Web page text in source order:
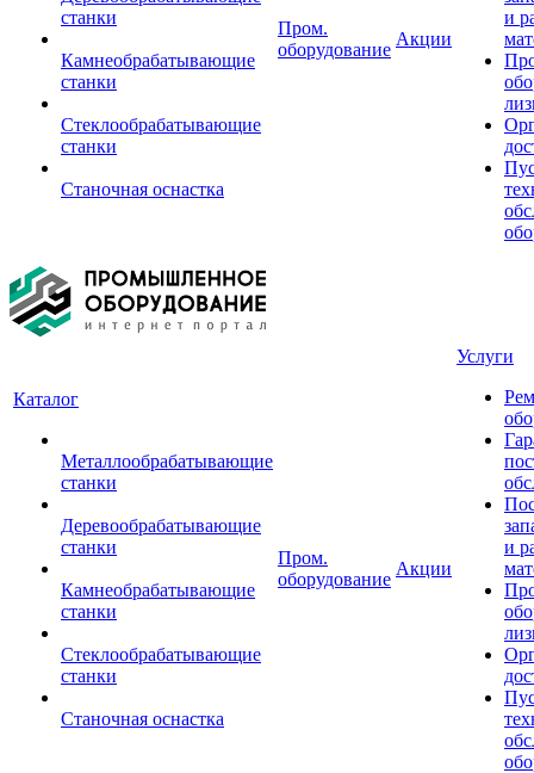
станки
Камнеобрабатывающие
станки
Стеклообрабатывающие
станки
Станочная оснастка
Пром.
оборудование
Акции
и
Каталог
Металлообрабатывающие
станки
Деревообрабатывающие
станки
Камнеобрабатывающие
станки
Стеклообрабатывающие
станки
Станочная оснастка
Пром.
оборудование
Акции
Услуги
и